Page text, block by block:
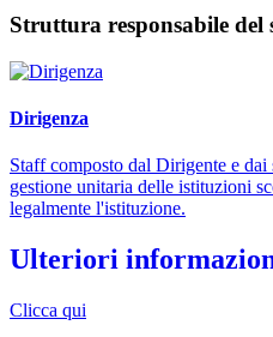
Struttura responsabile del
Dirigenza
Staff composto dal Dirigente e
gestione unitaria delle istituzioni
legalmente l'istituzione.
Ulteriori
Clicca qui